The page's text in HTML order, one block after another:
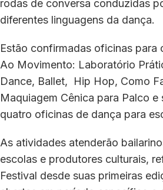
rodas de conversa conduzidas
diferentes linguagens da dança.
Estão confirmadas oficinas para
Ao Movimento: Laboratório
Dance, Ballet, Hip Hop, Como
Maquiagem Cênica para Palco
quatro oficinas de dança para
As atividades atenderão
escolas e produtores culturais,
Festival desde suas primeiras